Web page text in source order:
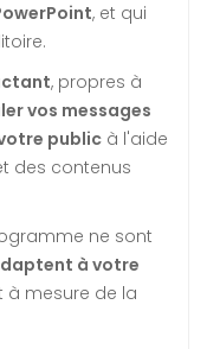
, et qui
, propres à
vos messages
public à l'aide
des contenus
ne sont
à votre
à mesure de la